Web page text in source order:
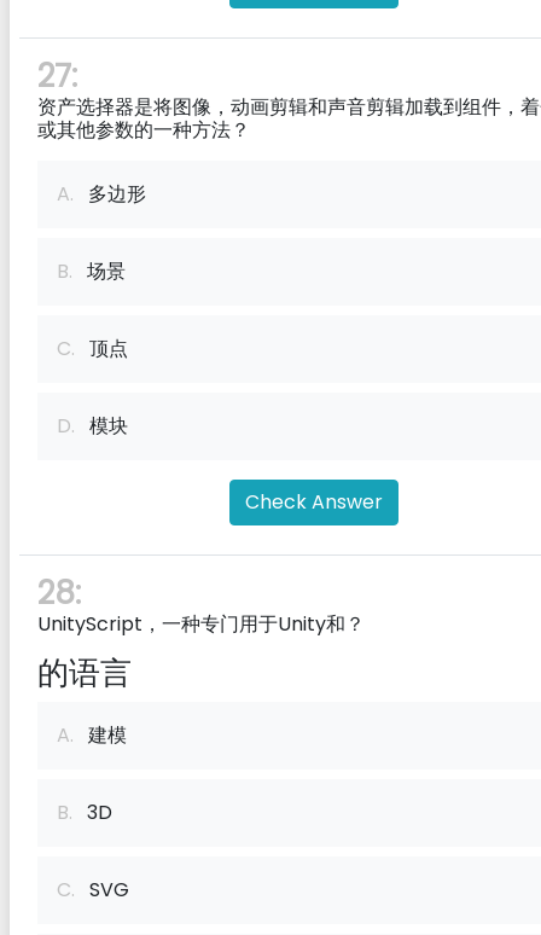
27:
资产选择器是将图像，动画剪辑和声音剪辑加载到组件，
或其他参数的一种方法？
A. 多边形
B. 场景
C. 顶点
D. 模块
Check Answer
28:
UnityScript，一种专门用于Unity和？
的语言
A. 建模
B. 3D
C. SVG